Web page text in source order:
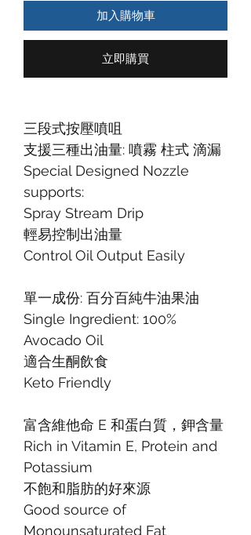
加入購物車
立即購買
三段式按壓噴咀
支援三種出油量: 噴霧 柱式 滴漏
Special Designed Nozzle
supports:
Spray Stream Drip
輕易控制出油量
Control Oil Output Easily
單一成份: 百分百純牛油果油
Single Ingredient: 100%
Avocado Oil
適合生酮飲食
Keto Friendly
富含維他命‭ ‬E‭ ‬和蛋白質，鉀含量
Rich in Vitamin E, Protein and
Potassium
不飽和脂肪的好來源
Good source of
Monounsaturated Fat